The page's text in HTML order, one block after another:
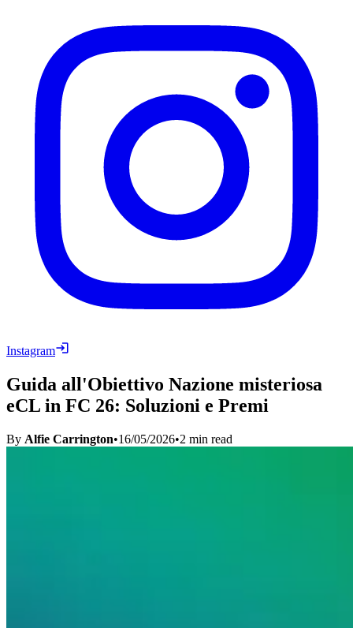
Instagram
Guida all'Obiettivo Nazione misteriosa
eCL in FC 26: Soluzioni e Premi
By Alfie Carrington•16/05/2026•2 min read